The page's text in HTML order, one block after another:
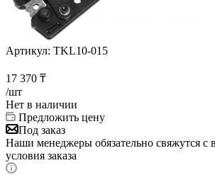
Артикул: TKL10-015
17 370 ₸
/шт
Нет в наличии
Предложить цену
Под заказ
Наши менеджеры обязательно свяжутся с
условия заказа